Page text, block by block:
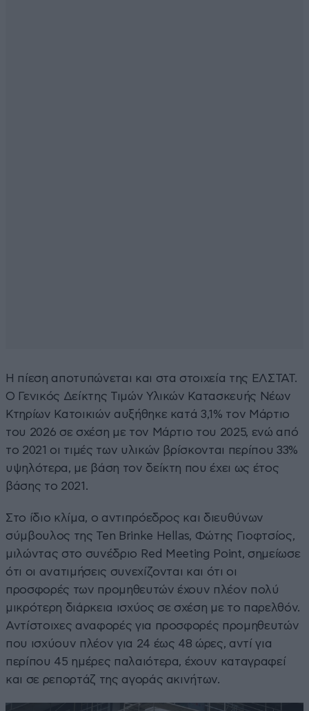
Η πίεση αποτυπώνεται και στα στοιχεία της ΕΛΣΤΑΤ.
Ο Γενικός Δείκτης Τιμών Υλικών Κατασκευής Νέων
Κτηρίων Κατοικιών αυξήθηκε κατά 3,1% τον Μάρτιο
του 2026 σε σχέση με τον Μάρτιο του 2025, ενώ από
το 2021 οι τιμές των υλικών βρίσκονται περίπου 33%
υψηλότερα, με βάση τον δείκτη που έχει ως έτος
βάσης το 2021.
Στο ίδιο κλίμα, ο αντιπρόεδρος και διευθύνων
σύμβουλος της Ten Brinke Hellas, Φώτης Γιοφτσίος,
μιλώντας στο συνέδριο Red Meeting Point, σημείωσε
ότι οι ανατιμήσεις συνεχίζονται και ότι οι
προσφορές των προμηθευτών έχουν πλέον πολύ
μικρότερη διάρκεια ισχύος σε σχέση με το παρελθόν.
Αντίστοιχες αναφορές για προσφορές προμηθευτών
που ισχύουν πλέον για 24 έως 48 ώρες, αντί για
περίπου 45 ημέρες παλαιότερα, έχουν καταγραφεί
και σε ρεπορτάζ της αγοράς ακινήτων.